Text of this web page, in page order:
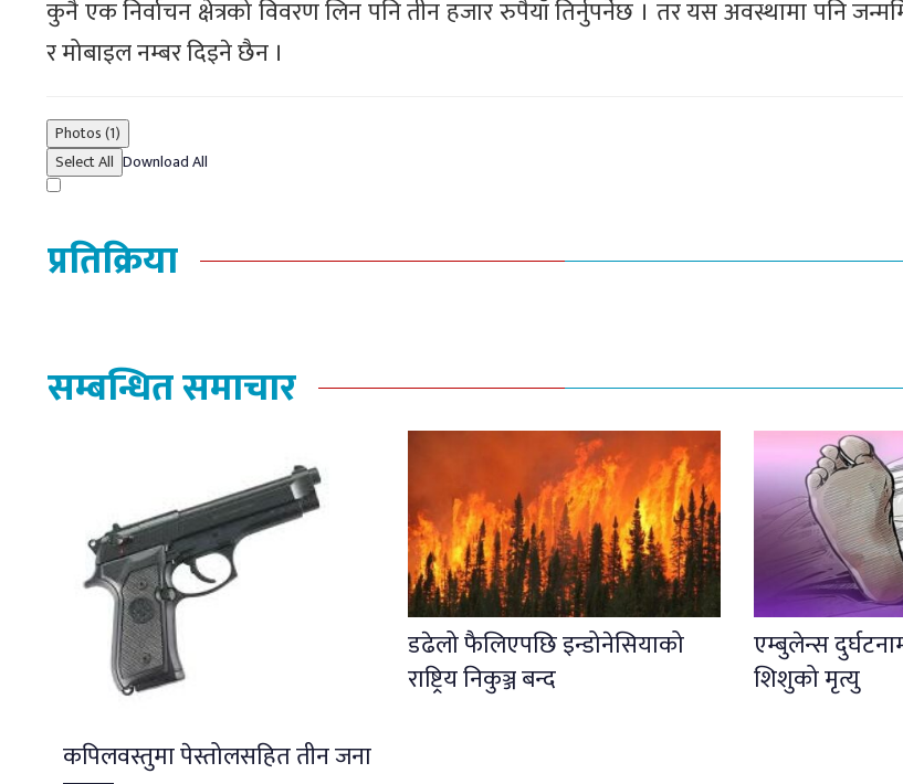
कुनै एक निर्वाचन क्षेत्रको विवरण लिन पनि तीन हजार रुपैयाँ तिर्नुपर्नेछ । तर यस अवस्थामा पनि
र मोबाइल नम्बर दिइने छैन ।
Photos (1)
Select All Download All
प्रतिक्रिया
सम्बन्धित समाचार
कपिलवस्तुमा पेस्तोलसहित तीन जना
डढेलो फैलिएपछि इन्डोनेसियाको
राष्ट्रिय निकुञ्ज बन्द
एम्बुलेन्स
शिशुको मृत्यु